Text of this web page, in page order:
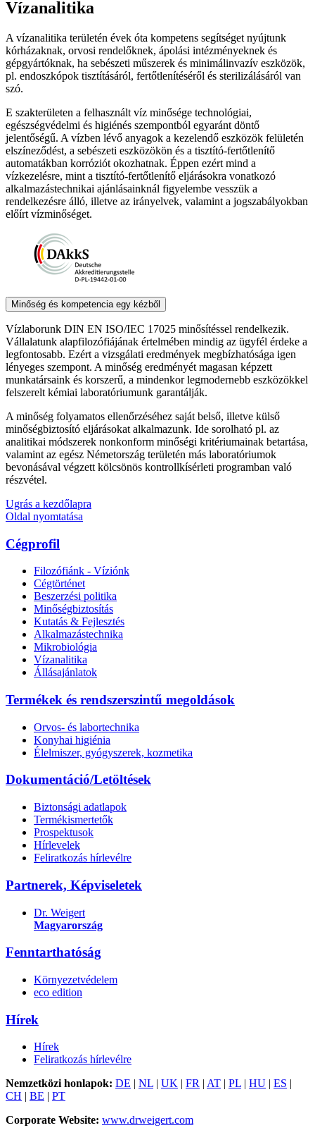
Vízanalitika
A vízanalitika területén évek óta kompetens segítséget nyújtunk
kórházaknak, orvosi rendelőknek, ápolási intézményeknek és
gépgyártóknak, ha sebészeti műszerek és minimálinvazív eszközök,
pl. endoszkópok tisztításáról, fertőtlenítéséről és sterilizálásáról van
szó.
E szakterületen a felhasznált víz minősége technológiai,
egészségvédelmi és higiénés szempontból egyaránt döntő
jelentőségű. A vízben lévő anyagok a kezelendő eszközök felületén
elszíneződést, a sebészeti eszközökön és a tisztító-fertőtlenítő
automatákban korróziót okozhatnak. Éppen ezért mind a
vízkezelésre, mint a tisztító-fertőtlenítő eljárásokra vonatkozó
alkalmazástechnikai ajánlásainknál figyelembe vesszük a
rendelkezésre álló, illetve az irányelvek, valamint a jogszabályokban
előírt vízminőséget.
Minőség és kompetencia egy kézből
Vízlaborunk DIN EN ISO/IEC 17025 minősítéssel rendelkezik.
Vállalatunk alapfilozófiájának értelmében mindig az ügyfél érdeke a
legfontosabb. Ezért a vizsgálati eredmények megbízhatósága igen
lényeges szempont. A minőség eredményét magasan képzett
munkatársaink és korszerű, a mindenkor legmodernebb eszközökkel
felszerelt kémiai laboratóriumunk garantálják.
A minőség folyamatos ellenőrzéséhez saját belső, illetve külső
minőségbiztosító eljárásokat alkalmazunk. Ide sorolható pl. az
analitikai módszerek nonkonform minőségi kritériumainak betartása,
valamint az egész Németország területén más laboratóriumok
bevonásával végzett kölcsönös kontrollkísérleti programban való
részvétel.
Ugrás a kezdőlapra
Oldal nyomtatása
Cégprofil
Filozófiánk - Víziónk
Cégtörténet
Beszerzési politika
Minőségbiztosítás
Kutatás & Fejlesztés
Alkalmazástechnika
Mikrobiológia
Vízanalitika
Állásajánlatok
Termékek és rendszerszintű megoldások
Orvos- és labortechnika
Konyhai higiénia
Élelmiszer, gyógyszerek, kozmetika
Dokumentáció/Letöltések
Biztonsági adatlapok
Termékismertetők
Prospektusok
Hírlevelek
Feliratkozás hírlevélre
Partnerek, Képviseletek
Dr. Weigert
Magyarország
Fenntarthatóság
Környezetvédelem
eco edition
Hírek
Hírek
Feliratkozás hírlevélre
Nemzetközi honlapok: DE | NL | UK | FR | AT | PL | HU | ES |
CH | BE | PT
Corporate Website: www.drweigert.com